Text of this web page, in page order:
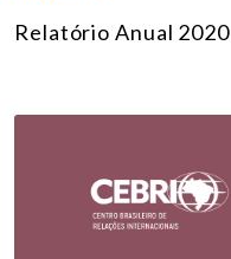
Relatório Anual 2020